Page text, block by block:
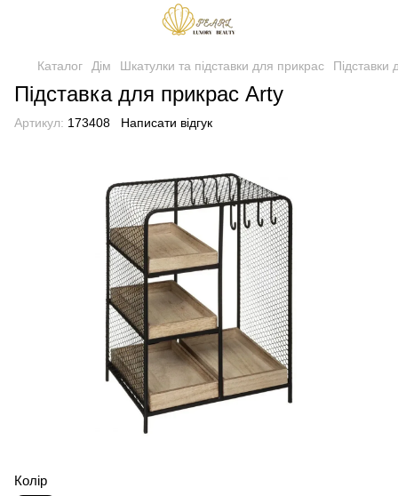
Каталог Дім Шкатулки та підставки для прикрас Підставки
Підставка для прикрас Arty
Артикул: 173408 Написати відгук
Колір